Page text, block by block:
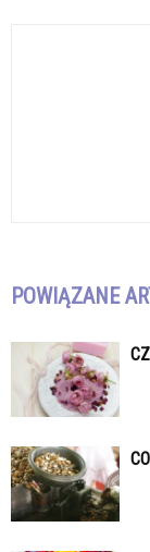
POWIĄZANE